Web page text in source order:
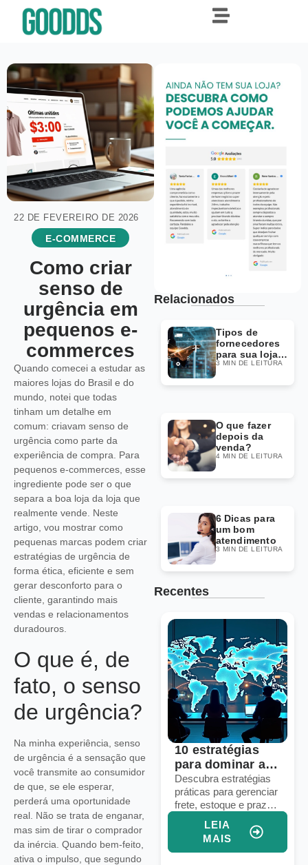
22 DE FEVEREIRO DE 2026
E-COMMERCE
Como criar
senso de
urgência em
pequenos e-
commerces
Quando comecei a estudar as
maiores lojas do Brasil e do
mundo, notei que todas
tinham um detalhe em
comum: criavam senso de
urgência como parte da
experiência de compra. Para
pequenos e-commerces, esse
ingrediente pode ser o que
separa a boa loja da loja que
realmente vende. Neste
artigo, vou mostrar como
pequenas marcas podem criar
estratégias de urgência de
forma ética, eficiente e sem
gerar desconforto para o
cliente, garantindo mais
vendas e relacionamentos
duradouros.
O que é, de
fato, o senso
de urgência?
Na minha experiência, senso
de urgência é a sensação que
você transmite ao consumidor
de que, se ele esperar,
perderá uma oportunidade
real. Não se trata de enganar,
mas sim de tirar o comprador
da inércia. Quando bem-feito,
ativa o impulso, que segundo
Relacionados
Tipos de
fornecedores
para sua loja
Dropshipping
3 MIN DE LEITURA
O que fazer
depois da
venda?
4 MIN DE LEITURA
6 Dicas para
um bom
atendimento
3 MIN DE LEITURA
Recentes
Voice commerce:
seu e-commerce
está pronto para
vendas por voz?
Descubra como
preparar seu e-
commerce para
vendas por voz e
aumentar conversões
com assistentes
virtuais e IA integrada.
LEIA
MAIS
10 estratégias
para dominar a
logística em
marketplaces
globais
Descubra estratégias
práticas para gerenciar
frete, estoque e prazos
em marketplaces
globais e aumentar
suas vendas
LEIA
MAIS